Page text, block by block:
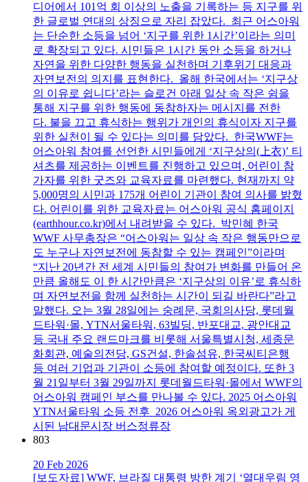
디어에서 101억 회 이상의 노출을 기록하는 등 지구를 위
한 글로벌 연대의 상징으로 자리 잡았다. 최근 어스아워
는 단순한 소등을 넘어 ‘지구를 위한 1시간’이라는 의미
로 확장되고 있다. 시민들은 1시간 동안 소등을 하거나
자연을 위한 다양한 행동을 실천하며 기후위기 대응과
자연보전의 의지를 표현한다. 올해 한국에서는 ‘지구상
의 이유로 쉽니다’라는 슬로건 아래 일상 속 작은 쉼을
통해 지구를 위한 행동에 동참하자는 메시지를 전한
다. 불을 끄고 휴식하는 행위가 개인의 휴식이자 지구를
위한 실천이 될 수 있다는 의미를 담았다. 한국WWF는
어스아워 참여를 선언한 시민들에게 ‘지구상의(上衣)’ 티
셔츠를 제공하는 이벤트를 진행하고 있으며, 어린이 참
가자를 위한 굿즈와 교육자료를 마련했다. 현재까지 약
5,000명의 시민과 175개 어린이 기관이 참여 의사를 밝혔
다. 어린이를 위한 교육자료는 어스아워 공식 홈페이지
(earthhour.co.kr)에서 내려받을 수 있다. 박민혜 한국
WWF 사무총장은 “어스아워는 일상 속 작은 행동만으로
도 누구나 자연보전에 동참할 수 있는 캠페인”이라며
“지난 20년간 전 세계 시민들의 참여가 변화를 만들어 온
만큼 올해도 이 한 시간만큼은 ‘지구상의 이유’로 휴식하
며 자연보전을 함께 실천하는 시간이 되길 바란다”라고
말했다. 오는 3월 28일에는 숭례문, 국회의사당, 롯데월
드타워·몰, YTN서울타워, 63빌딩, 반포대교, 광안대교
등 국내 주요 랜드마크를 비롯해 서울특별시청, 세종문
화회관, 예술의전당, GS건설, 한솔섬유, 한국씨티은행
등 여러 기업과 기관이 소등에 참여할 예정이다. 또한 3
월 21일부터 3월 29일까지 롯데월드타워·몰에서 WWF의
어스아워 캠페인 부스를 만나볼 수 있다. 2025 어스아워
YTN서울타워 소등 전후 2026 어스아워 옥외광고가 게
시된 남대문시장 버스정류장
803
20 Feb 2026
[보도자료] WWF, 브라질 대통령 방한 계기 ‘열대우림 영